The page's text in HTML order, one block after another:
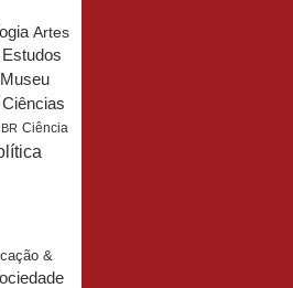
Artes
Ciência
&